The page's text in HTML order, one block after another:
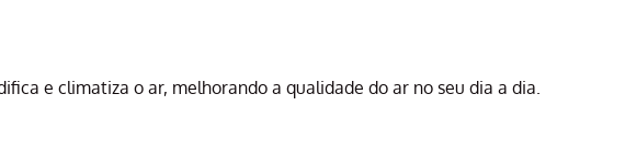
e climatiza o ar, melhorando a qualidade do ar no seu dia a dia.